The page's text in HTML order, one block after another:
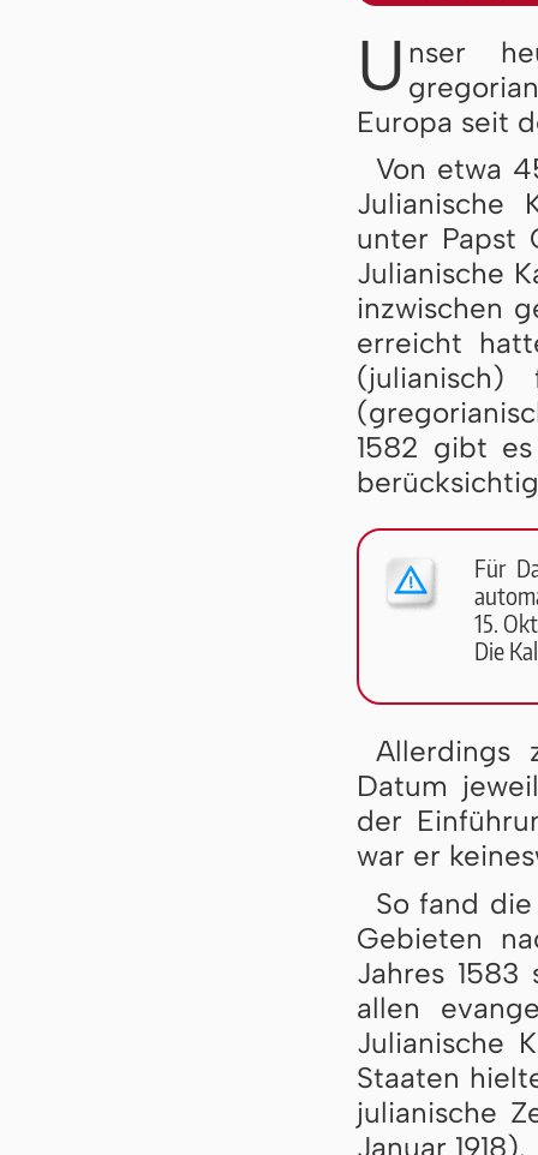
U nser
Europa seit
Von etwa
Julianische
unter Papst
Julianische
inzwischen
erreicht
1582 gibt
Für
15.
Die
Allerdings
Datum
der
war er
So fand
Gebieten
Jahres
allen
Julianische
Staaten
julianische
Januar 1918).